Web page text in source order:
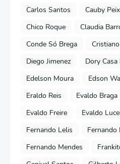
Carlos Santos
Cauby
Chico Roque
Claudia
Conde Só Brega
Diego Jimenez
Dory Casa
Edelson Moura
Edson
Eraldo Reis
Evaldo Braga
Evaldo Freire
Evaldo
Fernando Lelis
Fernando
Fernando Mendes